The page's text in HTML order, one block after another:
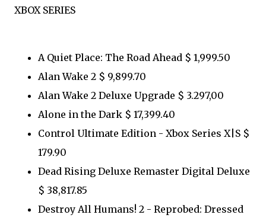
XBOX SERIES
A Quiet Place: The Road Ahead $ 1,999.50
Alan Wake 2 $ 9,899.70
Alan Wake 2 Deluxe Upgrade $ 3.297,00
Alone in the Dark $ 17,399.40
Control Ultimate Edition - Xbox Series X|S $
179.90
Dead Rising Deluxe Remaster Digital Deluxe
$ 38,817.85
Destroy All Humans! 2 - Reprobed: Dressed